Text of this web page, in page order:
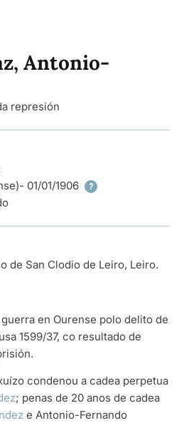
Antonio-
represión
- 01/01/1906 ?
de San Clodio de Leiro, Leiro.
en Ourense polo delito de
1599/37, co resultado de
condenou a cadea perpetua
; penas de 20 anos de cadea
e Antonio-Fernando